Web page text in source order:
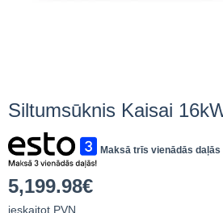
Siltumsūknis Kaisai
Maksā trīs vienādās daļās
5,199.98€
ieskaitot PVN